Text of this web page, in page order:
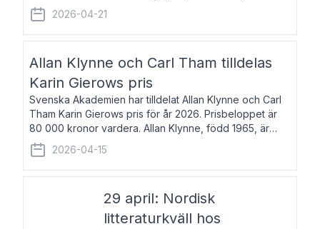
författare, journalist och musiker. Hon skriver
återkommande för Svenska Dagbladet, Ups
2026-04-21
Allan Klynne och Carl Tham tilldelas
Karin Gierows pris
Svenska Akademien har tilldelat Allan Klynne och Carl
Tham Karin Gierows pris för år 2026. Prisbeloppet är
80 000 kronor vardera. Allan Klynne, född 1965, är
arkeolog, författare, översättare och fil.dr i antikens
kultur och samhällsliv. Ut
2026-04-15
29 april: Nordisk
litteraturkväll hos